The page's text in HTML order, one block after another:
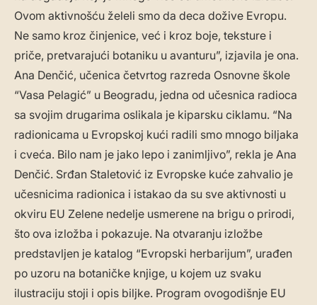
Ovom aktivnošću želeli smo da deca dožive Evropu.
Ne samo kroz činjenice, već i kroz boje, teksture i
priče, pretvarajući botaniku u avanturu”, izjavila je ona.
Ana Denčić, učenica četvrtog razreda Osnovne škole
“Vasa Pelagić” u Beogradu, jedna od učesnica radioca
sa svojim drugarima oslikala je kiparsku ciklamu. “Na
radionicama u Evropskoj kući radili smo mnogo biljaka
i cveća. Bilo nam je jako lepo i zanimljivo”, rekla je Ana
Denčić. Srđan Staletović iz Evropske kuće zahvalio je
učesnicima radionica i istakao da su sve aktivnosti u
okviru EU Zelene nedelje usmerene na brigu o prirodi,
što ova izložba i pokazuje. Na otvaranju izložbe
predstavljen je katalog “Evropski herbarijum”, urađen
po uzoru na botaničke knjige, u kojem uz svaku
ilustraciju stoji i opis biljke. Program ovogodišnje EU